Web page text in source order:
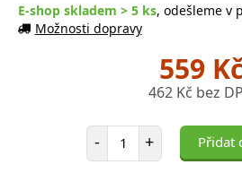
E-shop skladem > 5 ks, odešleme v
Možnosti dopravy
559
462 Kč bez
- Počet položek
+ Přidat